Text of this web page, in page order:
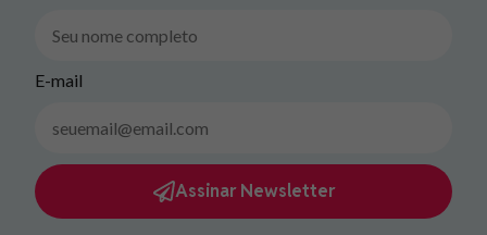
E-mail
Assinar Newsletter